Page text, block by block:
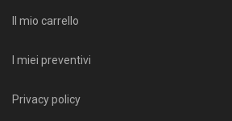
Il mio carrello
I miei preventivi
Privacy policy